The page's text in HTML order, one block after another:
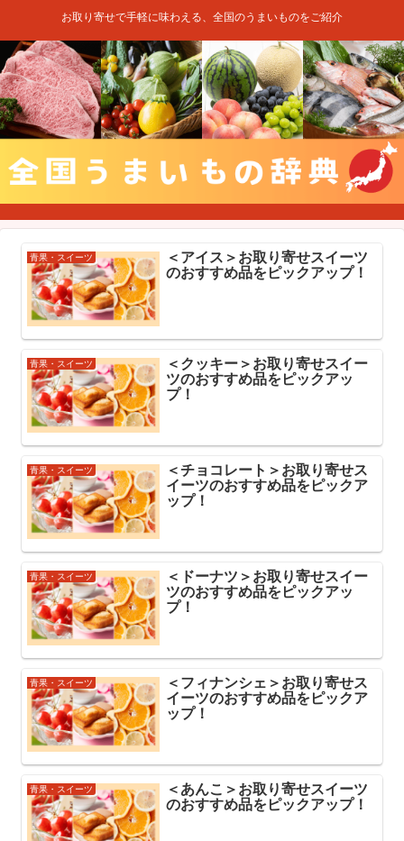
お取り寄せで手軽に味わえる、全国のうまいものをご紹介
青果・スイーツ ＜アイス＞お取り寄せスイーツ
のおすすめ品をピックアップ！
青果・スイーツ ＜クッキー＞お取り寄せスイー
ツのおすすめ品をピックアッ
プ！
青果・スイーツ ＜チョコレート＞お取り寄せス
イーツのおすすめ品をピックア
ップ！
青果・スイーツ ＜ドーナツ＞お取り寄せスイー
ツのおすすめ品をピックアッ
プ！
青果・スイーツ ＜フィナンシェ＞お取り寄せス
イーツのおすすめ品をピックア
ップ！
青果・スイーツ ＜あんこ＞お取り寄せスイーツ
のおすすめ品をピックアップ！